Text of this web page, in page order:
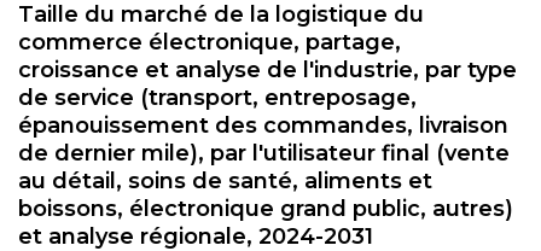
Taille du marché de la logistique du
commerce électronique, partage,
croissance et analyse de l'industrie, par type
de service (transport, entreposage,
épanouissement des commandes, livraison
de dernier mile), par l'utilisateur final (vente
au détail, soins de santé, aliments et
boissons, électronique grand public, autres)
et analyse régionale, 2024-2031